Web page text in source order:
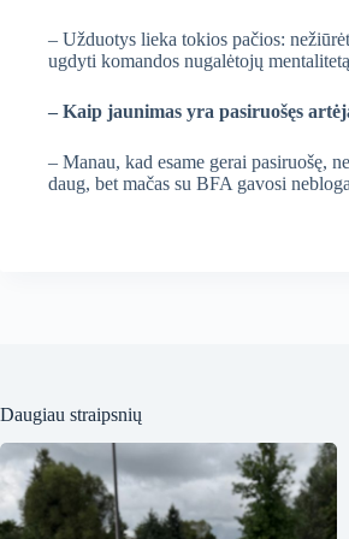
– Užduotys lieka tokios pačios:
ugdyti komandos nugalėtojų
– Kaip jaunimas yra pasiruošęs
– Manau, kad esame gerai pasiruošę,
daug, bet mačas su BFA gavosi
Daugiau straipsnių